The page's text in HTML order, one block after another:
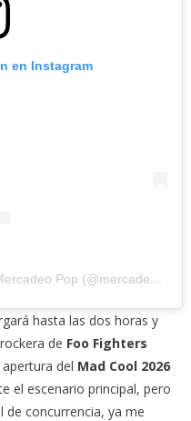
en Instagram
Una publicación compartida por Mercadeo Pop (@mercadeo_pop)
hasta las dos horas y
de Foo Fighters
del Mad Cool 2026
el escenario principal, pero
de concurrencia, ya me